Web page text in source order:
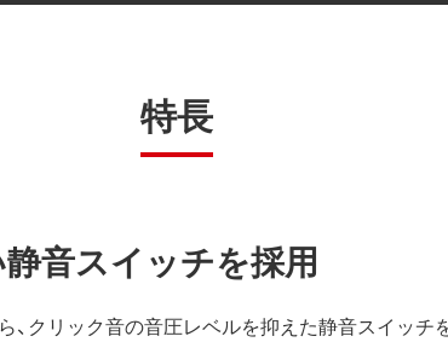
特長
音スイッチを採用
クリック音の音圧レベルを抑えた静音スイッチ